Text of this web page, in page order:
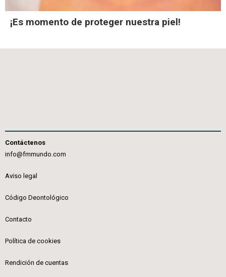
¡Es momento de proteger nuestra piel!
Contáctenos
info@fmmundo.com
Aviso legal
Código Deontológico
Contacto
Política de cookies
Rendición de cuentas